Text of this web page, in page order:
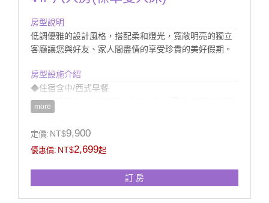
房型說明
低調優雅的設計風格，搭配柔和燈光，寬敞明亮的獨立
客廳讓您與好友、家人間盡情的享受珍貴的美好假期。
房型設施介紹
◆住宿含中/西式早餐
◆此組房型為2房1廳1衛、位於2樓(無電梯)(無獨立車庫)
◆提供館內室外電腦監控停車場
◆房內衛浴提供浴缸(無溫泉)、獨立淋浴設備
more
定價: NT$9,900
優惠價: NT$2,699起
訂 房